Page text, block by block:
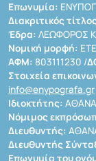
Επωνυμία:
Διακριτικός
Έδρα: ΛΕΩΦΟΡΟΣ
Νομική μορφή:
ΑΦΜ: 803111230 /
Στοιχεία
info@enypografa.gr
Ιδιοκτήτης:
Νόμιμος
Διευθυντής:
Διευθυντής
Επωνυμία του